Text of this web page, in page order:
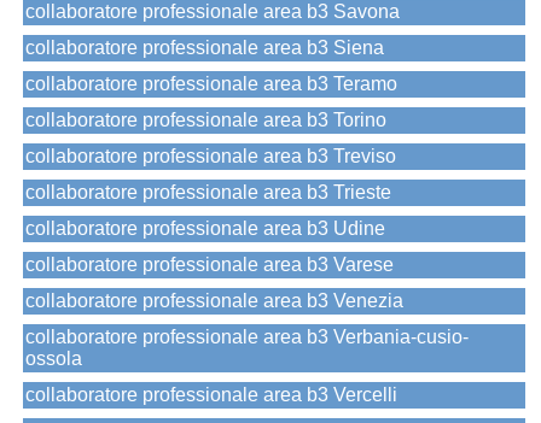
collaboratore professionale area b3 Savona
collaboratore professionale area b3 Siena
collaboratore professionale area b3 Teramo
collaboratore professionale area b3 Torino
collaboratore professionale area b3 Treviso
collaboratore professionale area b3 Trieste
collaboratore professionale area b3 Udine
collaboratore professionale area b3 Varese
collaboratore professionale area b3 Venezia
collaboratore professionale area b3 Verbania-cusio-
ossola
collaboratore professionale area b3 Vercelli